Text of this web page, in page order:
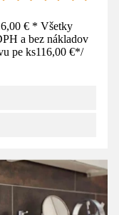
€ * Všetky
a bez nákladov
pe ks116,00 €*/